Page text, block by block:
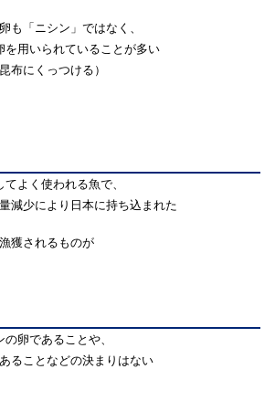
も「ニシン」ではなく、
を用いられていることが多い
布にくっつける）
よく使われる魚で、
減少により日本に持ち込まれた
獲されるものが
の卵であることや、
ることなどの決まりはない